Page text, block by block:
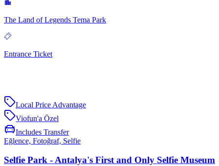
The Land of Legends Tema Park
Entrance Ticket
Local Price Advantage
Viofun'a Özel
Includes Transfer
Eğlence, Fotoğraf, Selfie
Selfie Park - Antalya's First and Only Selfie Museum